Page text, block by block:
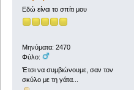
Εδώ είναι το σπίτι μου
Μηνύματα: 2470
Φύλο:
Έτσι να συμβιώνουμε, σαν τον
σκύλο με τη γάτα...